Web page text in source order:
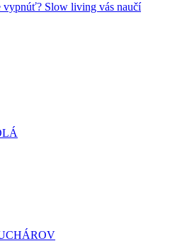
vypnúť? Slow living vás naučí